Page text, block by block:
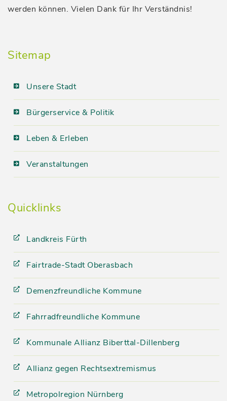
werden können. Vielen Dank für Ihr Verständnis!
Sitemap
Unsere Stadt
Bürgerservice & Politik
Leben & Erleben
Veranstaltungen
Quicklinks
Landkreis Fürth
Fairtrade-Stadt Oberasbach
Demenzfreundliche Kommune
Fahrradfreundliche Kommune
Kommunale Allianz Biberttal-Dillenberg
Allianz gegen Rechtsextremismus
Metropolregion Nürnberg